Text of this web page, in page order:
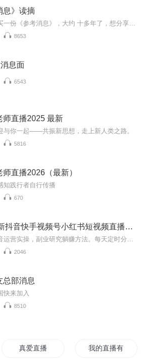
息》读摘
8653
息面
6543
师直播2025 最新
与你一起——共振新思想，走上新人类之路。
5816
师直播2026（最新）
知践行者自行传播
670
2024最新抖音快手视频号小红书短视频直播运营玩法
2046
总部消息
快来加入
8510
真爱直播 我的直播有万界